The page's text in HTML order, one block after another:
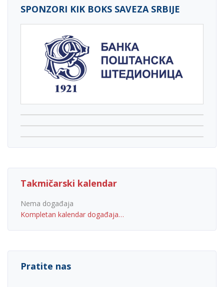
SPONZORI KIK BOKS SAVEZA SRBIJE
Takmičarski kalendar
Nema događaja
Kompletan kalendar događaja…
Pratite nas